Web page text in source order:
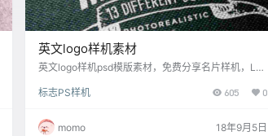
英文logo样机素材
英文logo样机psd模版素材，免费分享名片样机，LO
标志PS样机
605 0
momo 18年9月5日